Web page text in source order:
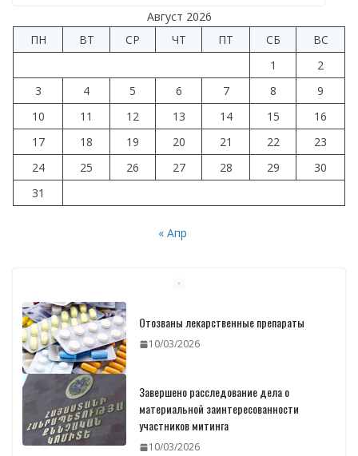
Август 2026
ПН
ВТ СР ЧТ ПТ СБ
ВС
1
2
3
4 5 6 7 8
9
10
11 12 13 14 15
16
17
18 19 20 21 22
23
24
25 26 27 28 29
30
31
« Апр
Отозваны лекарственные препараты
10/03/2026
Завершено расследование дела о
материальной заинтересованности
участников митинга
10/03/2026